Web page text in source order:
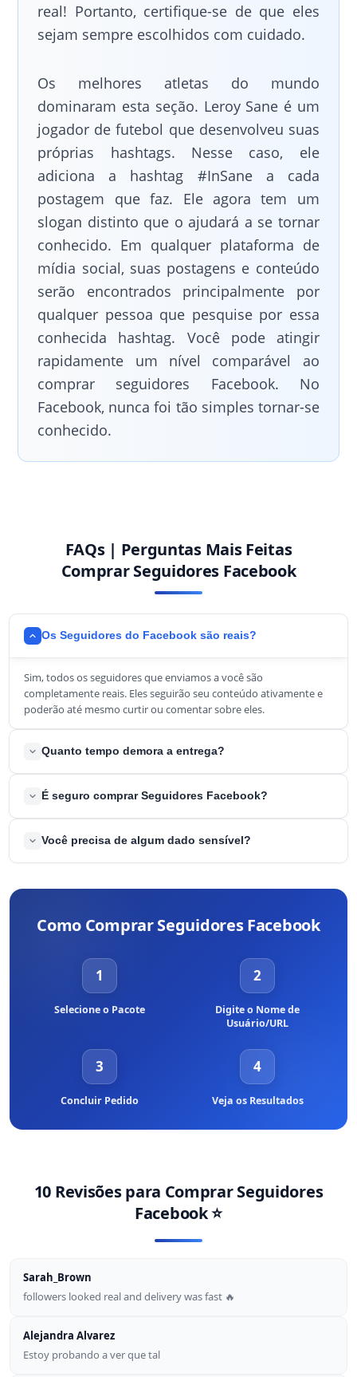
real! Portanto, certifique-se de que eles
sejam sempre escolhidos com cuidado.
Os melhores atletas do mundo
dominaram esta seção. Leroy Sane é um
jogador de futebol que desenvolveu suas
próprias hashtags. Nesse caso, ele
adiciona a hashtag #InSane a cada
postagem que faz. Ele agora tem um
slogan distinto que o ajudará a se tornar
conhecido. Em qualquer plataforma de
mídia social, suas postagens e conteúdo
serão encontrados principalmente por
qualquer pessoa que pesquise por essa
conhecida hashtag. Você pode atingir
rapidamente um nível comparável ao
comprar seguidores Facebook. No
Facebook, nunca foi tão simples tornar-se
conhecido.
FAQs | Perguntas Mais Feitas
Comprar Seguidores Facebook
Os Seguidores do Facebook são reais?
Sim, todos os seguidores que enviamos a você são
completamente reais. Eles seguirão seu conteúdo ativamente e
poderão até mesmo curtir ou comentar sobre eles.
Quanto tempo demora a entrega?
A entrega geralmente é feita em um curto período de tempo. Nas
É seguro comprar Seguidores Facebook?
Sim, é 100% seguro comprar seguidores Facebook. Isso NUNCA o
NUNCA violará os Termos de Serviço do Facebook.
Você precisa de algum dado sensível?
Como Comprar Seguidores Facebook
1
Selecione o Pacote
2
Digite o Nome de
Usuário/URL
3
Concluir Pedido
4
Veja os Resultados
10 Revisões para Comprar Seguidores
Facebook⭐
Sarah_Brown
followers looked real and delivery was fast 🔥
Alejandra Alvarez
Estoy probando a ver que tal